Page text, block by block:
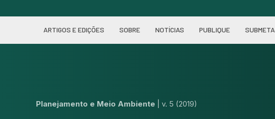
ARTIGOS E EDIÇÕES SOBRE NOTÍCIAS PUBLIQUE
Planejamento e Meio Ambiente v. 5 (2019)